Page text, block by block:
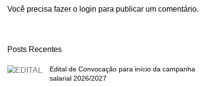
Você precisa fazer o login para publicar um comentário.
Posts Recentes
Edital de Convocação para início da campanha
salarial 2026/2027